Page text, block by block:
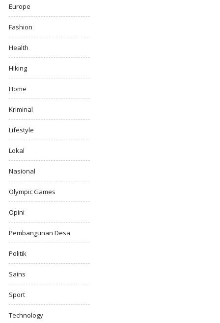
Europe
Fashion
Health
Hiking
Home
Kriminal
Lifestyle
Lokal
Nasional
Olympic Games
Opini
Pembangunan Desa
Politik
Sains
Sport
Technology